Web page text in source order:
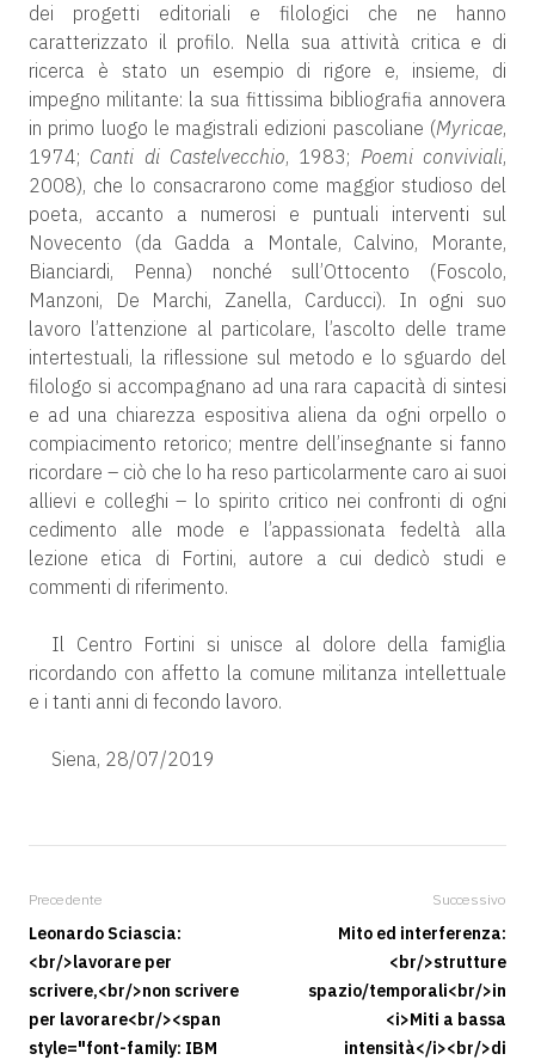
dei progetti editoriali e filologici che ne hanno
caratterizzato il profilo. Nella sua attività critica e di
ricerca è stato un esempio di rigore e, insieme, di
impegno militante: la sua fittissima bibliografia annovera
in primo luogo le magistrali edizioni pascoliane (Myricae,
1974; Canti di Castelvecchio, 1983; Poemi conviviali,
2008), che lo consacrarono come maggior studioso del
poeta, accanto a numerosi e puntuali interventi sul
Novecento (da Gadda a Montale, Calvino, Morante,
Bianciardi, Penna) nonché sull’Ottocento (Foscolo,
Manzoni, De Marchi, Zanella, Carducci). In ogni suo
lavoro l’attenzione al particolare, l’ascolto delle trame
intertestuali, la riflessione sul metodo e lo sguardo del
filologo si accompagnano ad una rara capacità di sintesi
e ad una chiarezza espositiva aliena da ogni orpello o
compiacimento retorico; mentre dell’insegnante si fanno
ricordare – ciò che lo ha reso particolarmente caro ai suoi
allievi e colleghi – lo spirito critico nei confronti di ogni
cedimento alle mode e l’appassionata fedeltà alla
lezione etica di Fortini, autore a cui dedicò studi e
commenti di riferimento.
Il Centro Fortini si unisce al dolore della famiglia
ricordando con affetto la comune militanza intellettuale
e i tanti anni di fecondo lavoro.
Siena, 28/07/2019
Precedente
Leonardo Sciascia:
<br/>lavorare per
scrivere,<br/>non scrivere
per lavorare<br/><span
style="font-family: IBM
Successivo
Mito ed interferenza:
<br/>strutture
spazio/temporali<br/>in
<i>Miti a bassa
intensità</i><br/>di